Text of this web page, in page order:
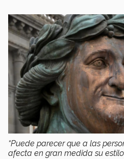
“Puede parecer que a las
afecta en gran medida su